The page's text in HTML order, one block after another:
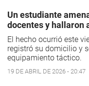
Un estudiante
docentes y hallaron
El hecho ocurrió este
registró su domicilio y
equipamiento táctico.
19 DE ABRIL DE 2026 - 20:47